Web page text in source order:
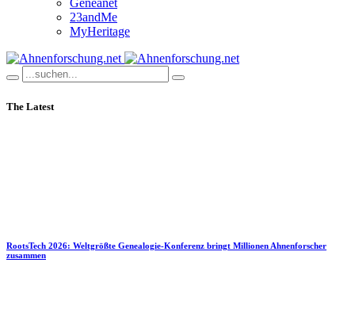
Geneanet
23andMe
MyHeritage
The Latest
RootsTech 2026: Weltgrößte Genealogie-Konferenz bringt Millionen Ahnenforscher
zusammen